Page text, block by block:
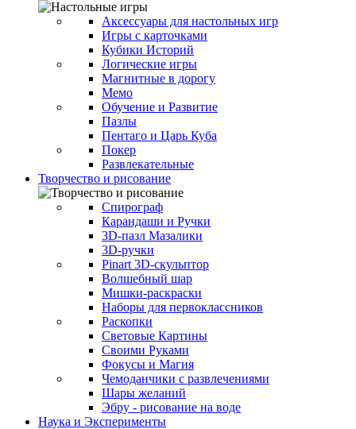
Аксессуары для настольных игр
Игры с карточками
Кубики Историй
Логические игры
Магнитные в дорогу
Мемо
Обучение и Развитие
Пазлы
Пентаго и Царь Куба
Покер
Развлекательные
Творчество и рисование
Спирограф
Карандаши и Ручки
3D-пазл Мазалики
3D-ручки
Pinart 3D-скульптор
Волшебный шар
Мишки-раскраски
Наборы для первоклассников
Раскопки
Световые Картины
Своими Руками
Фокусы и Магия
Чемоданчики с развлечениями
Шары желаний
Эбру - рисование на воде
Наука и Эксперименты